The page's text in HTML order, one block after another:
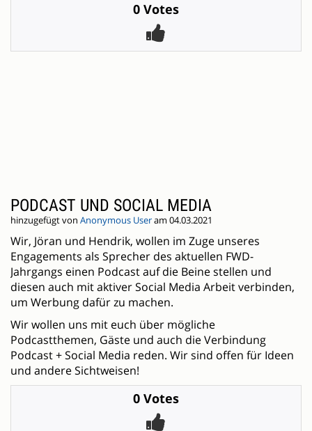
0 Votes
PODCAST UND SOCIAL MEDIA
hinzugefügt von Anonymous Useram 04.03.2021
Wir, Jöran und Hendrik, wollen im Zuge unseres
Engagements als Sprecher des aktuellen FWD-
Jahrgangs einen Podcast auf die Beine stellen und
diesen auch mit aktiver Social Media Arbeit verbinden,
um Werbung dafür zu machen.
Wir wollen uns mit euch über mögliche
Podcastthemen, Gäste und auch die Verbindung
Podcast + Social Media reden. Wir sind offen für Ideen
und andere Sichtweisen!
0 Votes